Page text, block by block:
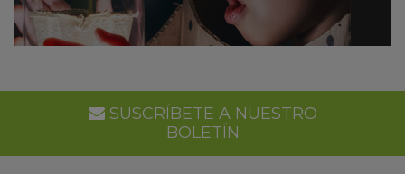
SUSCRÍBETE A NUESTRO
BOLETÍN